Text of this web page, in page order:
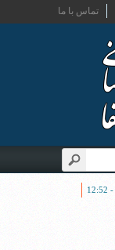
تماس با ما